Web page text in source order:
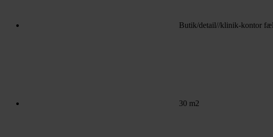
Butik/detail//klinik-kontor
30 m2